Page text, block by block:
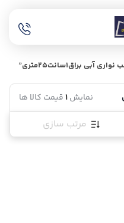
براق1سانت25متری”
نمایش1قیمت کالا ها
مرتب سازی